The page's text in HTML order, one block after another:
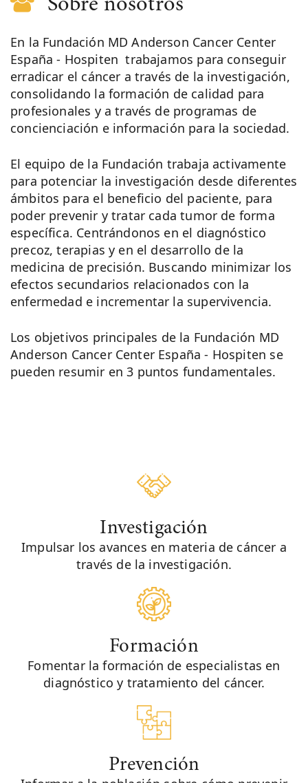
Sobre nosotros
En la Fundación MD Anderson Cancer Center
España - Hospiten trabajamos para conseguir
erradicar el cáncer a través de la investigación,
consolidando la formación de calidad para
profesionales y a través de programas de
concienciación e información para la sociedad.
El equipo de la Fundación trabaja activamente
para potenciar la investigación desde diferentes
ámbitos para el beneficio del paciente, para
poder prevenir y tratar cada tumor de forma
específica. Centrándonos en el diagnóstico
precoz, terapias y en el desarrollo de la
medicina de precisión. Buscando minimizar los
efectos secundarios relacionados con la
enfermedad e incrementar la supervivencia.
Los objetivos principales de la Fundación MD
Anderson Cancer Center España - Hospiten se
pueden resumir en 3 puntos fundamentales.
Investigación
Impulsar los avances en materia de cáncer a
través de la investigación.
Formación
Fomentar la formación de especialistas en
diagnóstico y tratamiento del cáncer.
Prevención